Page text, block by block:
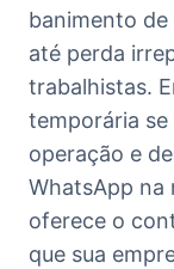
banimento de
até perda
trabalhistas.
temporária
operação e
WhatsApp na
oferece o
que sua